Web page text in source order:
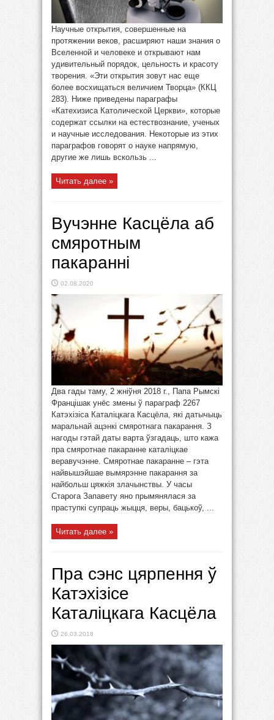
Научные открытия, совершенные на
протяжении веков, расширяют наши знания о
Вселенной и человеке и открывают нам
удивительный порядок, цельность и красоту
творения. «Эти открытия зовут нас еще
более восхищаться величием Творца» (ККЦ
283). Ниже приведены параграфы
«Катехизиса Католической Церкви», которые
содержат ссылки на естествознание, ученых
и научные исследования. Некоторые из этих
параграфов говорят о науке напрямую,
другие же лишь вскользь ...
Читать далее »
Вучэнне Касцёла аб
смяротным
пакаранні
02.08.2020
Два гады таму, 2 жніўня 2018 г., Папа Рымскі
Францішак унёс змены ў параграф 2267
Катэхізіса Каталіцкага Касцёла, які датычыць
маральнай ацэнкі смяротнага пакарання. З
нагоды гэтай даты варта ўзгадаць, што кажа
пра смяротнае пакаранне каталіцкае
веравучэнне. Смяротнае пакаранне – гэта
найвышэйшае вымярэнне пакарання за
найбольш цяжкія злачынствы. У часы
Старога Запавету яно прымянялася за
праступкі супраць жыцця, веры, бацькоў, ...
Читать далее »
Пра сэнс цярпення ў
Катэхізісе
Каталіцкага Касцёла
26.03.2018